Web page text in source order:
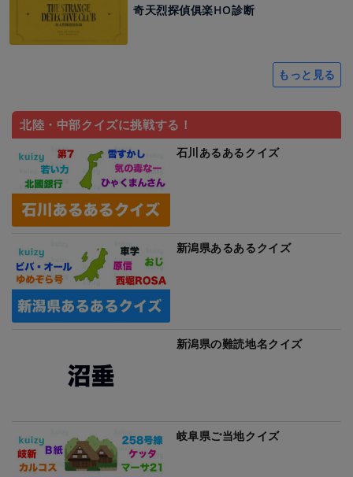
奇天烈探偵俱楽HO診断
もっと見る
北陸・中部クイズに挑戦する！
石川あるあるクイズ
新潟県あるあるクイズ
新潟県の難読地名クイズ
岐阜県ご当地クイズ